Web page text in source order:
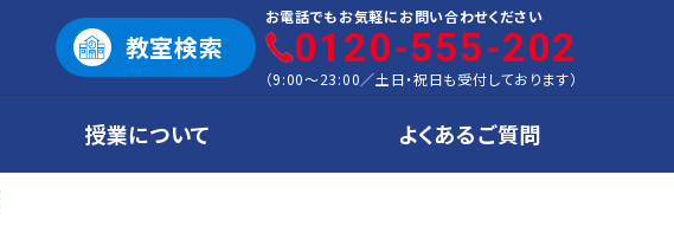
教室検索
お電話でもお気軽にお問い合わせください
0120-555-202
（9:00～23:00／土日・祝日も受付しております）
授業について よくあるご質問